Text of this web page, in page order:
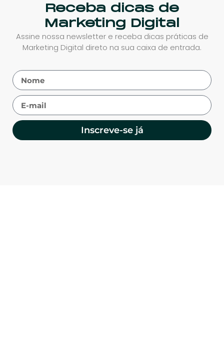
Receba dicas de
Marketing Digital
Assine nossa newsletter e receba dicas práticas de
Marketing Digital direto na sua caixa de entrada.
Inscreve-se já